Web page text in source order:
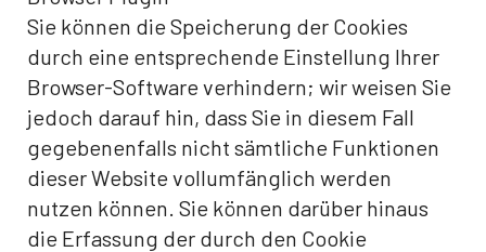
Sie können die Speicherung der Cookies
durch eine entsprechende Einstellung Ihrer
Browser-Software verhindern; wir weisen Sie
jedoch darauf hin, dass Sie in diesem Fall
gegebenenfalls nicht sämtliche Funktionen
dieser Website vollumfänglich werden
nutzen können. Sie können darüber hinaus
die Erfassung der durch den Cookie